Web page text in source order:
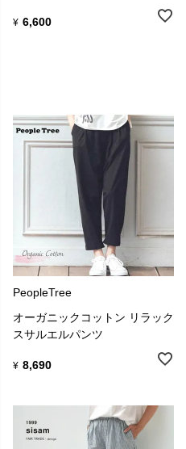
¥ 6,600
PeopleTree
オーガニックコットン リラック
スサルエルパンツ
¥ 8,690